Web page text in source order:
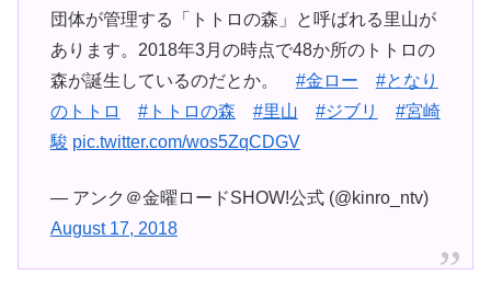
団体が管理する「トトロの森」と呼ばれる里山が
あります。2018年3月の時点で48か所のトトロの
森が誕生しているのだとか。 #金ロー
#となり
のトトロ
#トトロの森 #里山 #ジブリ
#宮崎
駿 pic.twitter.com/wos5ZqCDGV
— アンク＠金曜ロードSHOW!公式 (@kinro_ntv)
August 17, 2018